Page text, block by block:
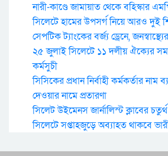
নারী-কাণ্ডে জামায়াত থেকে বহিস্কার
সিলেটে হামের উপসর্গ নিয়ে আরও দুই
সেপটিক ট্যাংকের বর্জ্য ড্রেনে,
২৫ জুলাই সিলেটে ১১ দলীয় ঐক্যের
কর্মসুচী
সিসিকের প্রধান নির্বাহী কর্মকর্তার
দেওয়ার নামে প্রতারণা
সিলেট উইমেনস জার্নালিস্ট ক্লাবের চতুর্থ
সিলেটে সপ্তাহজুড়ে অব্যাহত থাকবে ভারী